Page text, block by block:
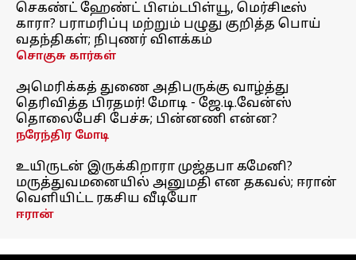
செகண்ட் ஹேண்ட் பிஎம்டபிள்யூ, மெர்சிடீஸ்
காரா? பராமரிப்பு மற்றும் பழுது குறித்த பொய்
வதந்திகள்; நிபுணர் விளக்கம்
சொகுசு கார்கள்
அமெரிக்கத் துணை அதிபருக்கு வாழ்த்து
தெரிவித்த பிரதமர்! மோடி - ஜே.டி.வேன்ஸ்
தொலைபேசி பேச்சு; பின்னணி என்ன?
நரேந்திர மோடி
உயிருடன் இருக்கிறாரா முஜ்தபா கமேனி?
மருத்துவமனையில் அனுமதி என தகவல்; ஈரான்
வெளியிட்ட ரகசிய வீடியோ
ஈரான்